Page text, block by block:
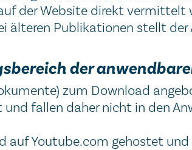
der Website direkt vermittelt
älteren Publikationen stellt
der
zum Download
fallen daher nicht in den
auf Youtube.com gehostet